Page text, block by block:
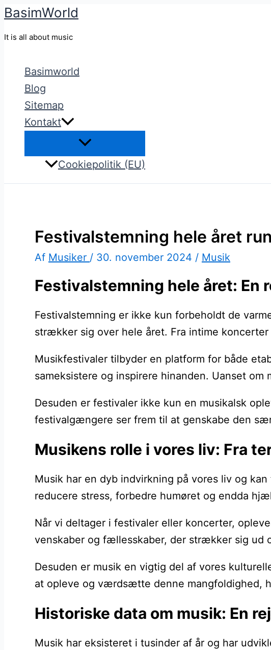
Gå
BasimWorld
It is all about music
Basimworld
Blog
Sitemap
Kontakt
Cookiepolitik (EU)
Festivalstemning hele året
Af Musiker / 30. november 2024 / Musik
Festivalstemning hele året: En
Festivalstemning er ikke kun forbeholdt de
strækker sig over hele året. Fra intime
Musikfestivaler tilbyder en platform for både
sameksistere og inspirere hinanden. Uanset
Desuden er festivaler ikke kun en musikalsk
festivalgængere ser frem til at genskabe den
Musikens rolle i vores liv: Fra
Musik har en dyb indvirkning på vores liv og
reducere stress, forbedre humøret og endda
Når vi deltager i festivaler eller koncerter,
venskaber og fællesskaber, der strækker sig ud
Desuden er musik en vigtig del af vores
at opleve og værdsætte denne mangfoldighed,
Historiske data om musik: En
Musik har eksisteret i tusinder af år og har